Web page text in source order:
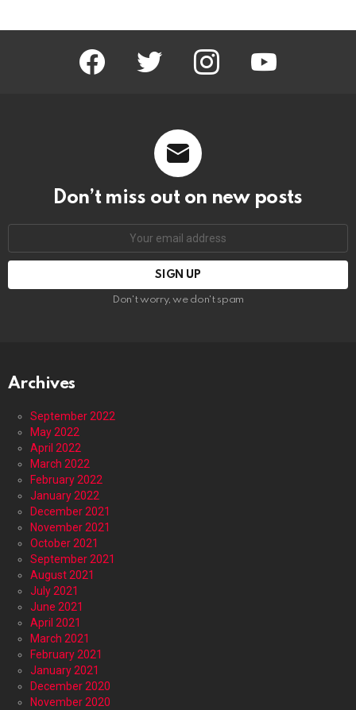
facebook twitter instagram youtube
Don’t miss out on new posts
Don't worry, we don't spam
Archives
September 2022
May 2022
April 2022
March 2022
February 2022
January 2022
December 2021
November 2021
October 2021
September 2021
August 2021
July 2021
June 2021
April 2021
March 2021
February 2021
January 2021
December 2020
November 2020